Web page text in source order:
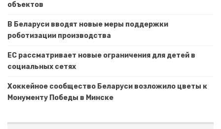
объектов
В Беларуси вводят новые меры поддержки
роботизации производства
ЕС рассматривает новые ограничения для детей в
социальных сетях
Хоккейное сообщество Беларуси возложило цветы к
Монументу Победы в Минске